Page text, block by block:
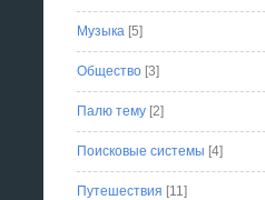
Музыка [5]
Общество [3]
Палю тему [2]
Поисковые системы [4]
Путешествия [11]